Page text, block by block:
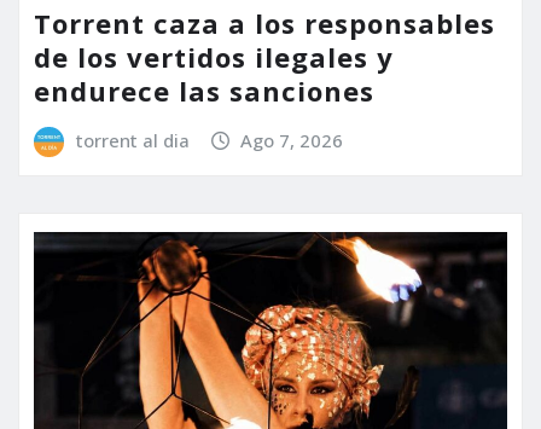
Torrent caza a los responsables
de los vertidos ilegales y
endurece las sanciones
torrent al dia Ago 7, 2026